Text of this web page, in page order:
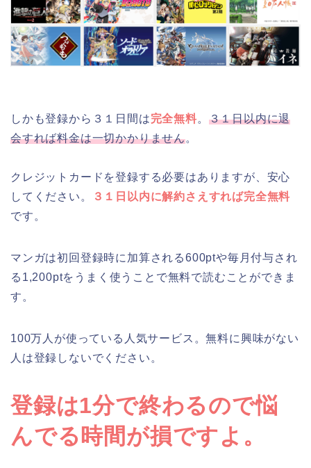
しかも登録から３１日間は完全無料。 ３１日以内に退
会すれば料金は一切かかりません。
クレジットカードを登録する必要はありますが、安心
してください。
３１日以内に解約さえすれば完全無料
です。
マンガは初回登録時に加算される600ptや毎月付与され
る1,200ptをうまく使うことで無料で読むことができま
す。
100万人が使っている人気サービス。無料に興味がない
人は登録しないでください。
登録は1分で終わるので悩
んでる時間が損ですよ。